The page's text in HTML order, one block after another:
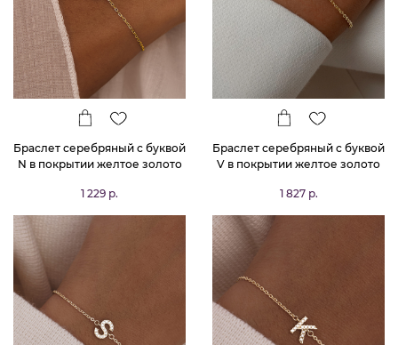
Браслет серебряный с буквой
N в покрытии желтое золото
1 229 р.
Браслет серебряный с буквой
V в покрытии желтое золото
1 827 р.